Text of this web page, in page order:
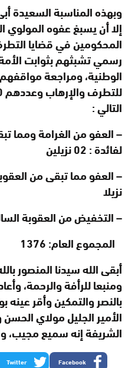
وبهذه المناسبة السعيدة
إلا أن يسبغ عفوه
المحكومين في قضايا
رسمي تشبثهم بثوابت
الوطنية، ومراجعة
التالي:
–العفو من الغرامة ومما
لفائدة : 02 نزيلين
–
نزيلا
–التخفيض من العقوبة السالبة
المجموع العام: 1376
أبقى الله سيدنا المنصور
ومنبعا للرأفة والرحمة،
بالنصر والتمكين وأقر
الأمير الجليل مولاي
الشريفة إنه سميع مجيب،
Facebook
Twitter